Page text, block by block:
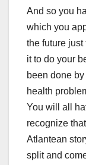
And so you
which you
the future
it to do your
been done
health
You will all
recognize
Atlantean
split and